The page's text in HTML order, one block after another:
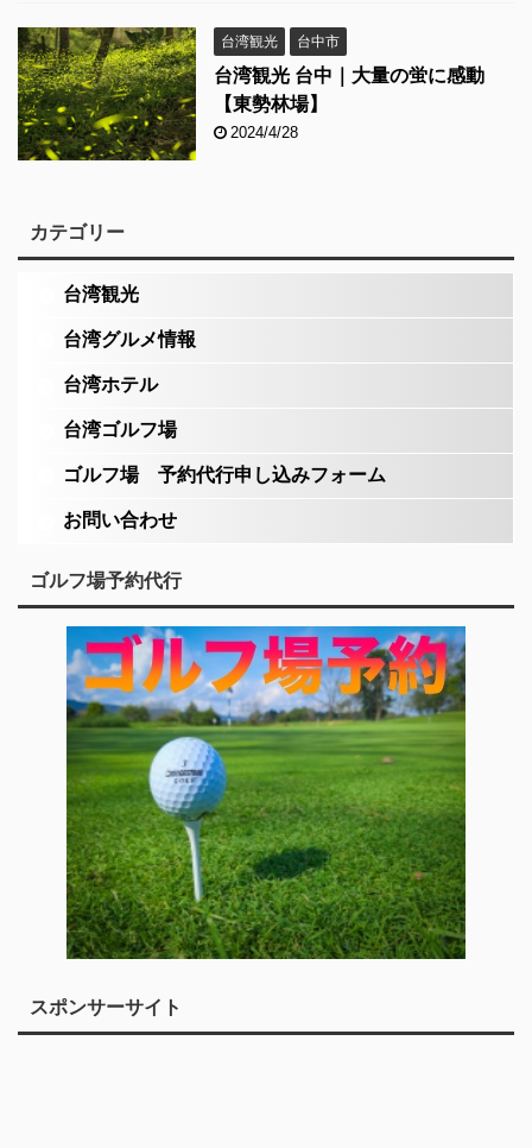
台湾観光 台中市
台湾観光 台中｜大量の蛍に感動
【東勢林場】
2024/4/28
カテゴリー
台湾観光
台湾グルメ情報
台湾ホテル
台湾ゴルフ場
ゴルフ場 予約代行申し込みフォーム
お問い合わせ
ゴルフ場予約代行
スポンサーサイト